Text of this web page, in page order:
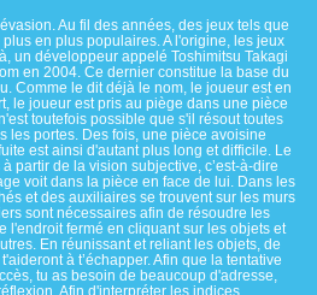
Au fil des années, des jeux tels que
en plus populaires. A l'origine, les jeux
un développeur appelé Toshimitsu Takagi
en 2004. Ce dernier constitue la base du
Comme le dit déjà le nom, le joueur est en
le joueur est pris au piège dans une pièce
toutefois possible que s'il résout toutes
les portes. Des fois, une pièce avoisine
est ainsi d'autant plus long et difficile. Le
partir de la vision subjective, c’est-à-dire
voit dans la pièce en face de lui. Dans les
et des auxiliaires se trouvent sur les murs
sont nécessaires afin de résoudre les
l'endroit fermé en cliquant sur les objets et
En réunissant et reliant les objets, de
à t’échapper. Afin que la tentative
tu as besoin de beaucoup d'adresse,
Afin d'interpréter les indices